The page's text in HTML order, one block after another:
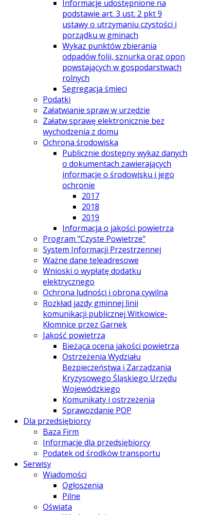
Informacje udostępnione na
podstawie art. 3 ust. 2 pkt 9
ustawy o utrzymaniu czystości i
porządku w gminach
Wykaz punktów zbierania
odpadów folii, sznurka oraz opon
powstających w gospodarstwach
rolnych
Segregacja śmieci
Podatki
Załatwianie spraw w urzędzie
Załatw sprawę elektronicznie bez
wychodzenia z domu
Ochrona środowiska
Publicznie dostępny wykaz danych
o dokumentach zawierających
informację o środowisku i jego
ochronie
2017
2018
2019
Informacja o jakości powietrza
Program "Czyste Powietrze"
System Informacji Przestrzennej
Ważne dane teleadresowe
Wnioski o wypłatę dodatku
elektrycznego
Ochrona ludności i obrona cywilna
Rozkład jazdy gminnej linii
komunikacji publicznej Witkowice-
Kłomnice przez Garnek
Jakość powietrza
Bieżąca ocena jakości powietrza
Ostrzeżenia Wydziału
Bezpieczeństwa i Zarządzania
Kryzysowego Śląskiego Urzędu
Wojewódzkiego
Komunikaty i ostrzeżenia
Sprawozdanie POP
Dla przedsiębiorcy
Baza Firm
Informacje dla przedsiębiorcy
Podatek od środków transportu
Serwisy
Wiadomości
Ogłoszenia
Pilne
Oświata